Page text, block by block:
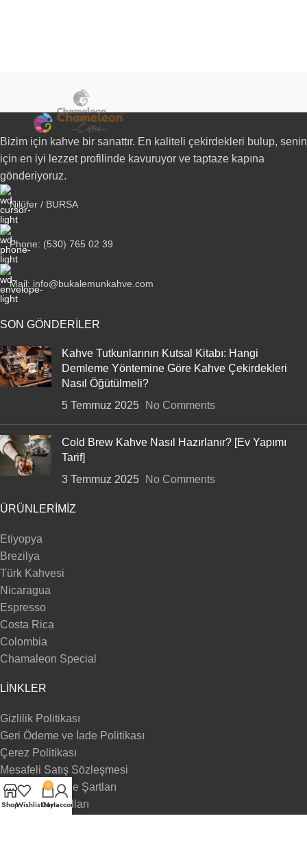
Bizim için kahve bir sanattır. En kaliteli çekirdekleri bulup, senin
için en iyi lezzet profilinde kavuruyor ve taptaze kapına
gönderiyoruz.
Nilüfer / BURSA
Phone: (530) 765 02 39
Mail: info@bukalemunkahve.com
SON GÖNDERILER
Kahve Tutkunlarının Kutsal Kitabı: Hangi
Demleme Yöntemine Göre Kahve Çekirdekleri
Nasıl Öğütülmeli?
5 Temmuz 2025
No Comments
Cold Brew Kahve Nasıl Hazırlanır? [Ev Yapımı
Tarif]
3 Temmuz 2025
No Comments
ÜRÜNLERIMIZ
Etiyopya
Brezilya
Türk Kahvesi
Nicaragua
Espresso
Costa Rica
Colombia
Chamaleon Special
LINKLER
Gizlilik Politikası
Geri Ödeme ve İade Politikası
Çerez Politikası
Mesafeli Satış Sözleşmesi
Teslimat ve İade Şartları
Kullanım Koşulları
ShopWishlist
0
Cart
My account